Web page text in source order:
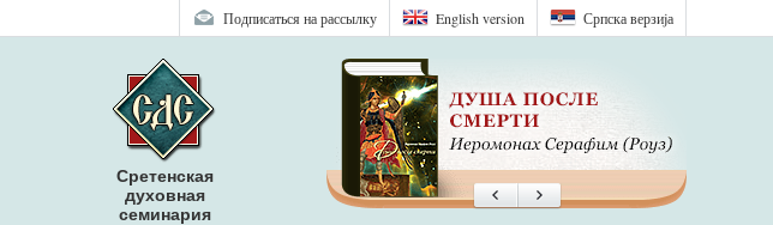
Српска верзиjа
English version
Подписаться на рассылку
Сретенская
духовная
семинария